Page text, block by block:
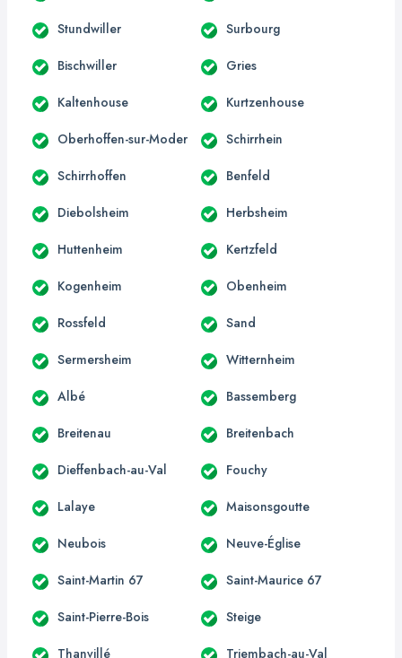
Stundwiller Surbourg
Bischwiller Gries
Kaltenhouse Kurtzenhouse
Oberhoffen-sur-Moder Schirrhein
Schirrhoffen Benfeld
Diebolsheim Herbsheim
Huttenheim Kertzfeld
Kogenheim Obenheim
Rossfeld Sand
Sermersheim Witternheim
Albé Bassemberg
Breitenau Breitenbach
Dieffenbach-au-Val Fouchy
Lalaye Maisonsgoutte
Neubois Neuve-Église
Saint-Martin 67 Saint-Maurice 67
Saint-Pierre-Bois Steige
Thanvillé Triembach-au-Val